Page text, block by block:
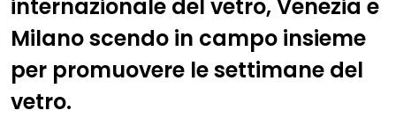
internazionale del vetro, Venezia e
Milano scendo in campo insieme
per promuovere le settimane del
vetro.